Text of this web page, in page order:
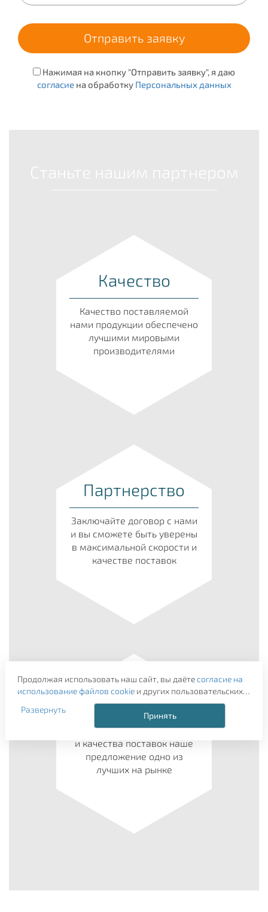
Нажимая на кнопку "Отправить заявку", я даю
согласиена обработку Персональных данных
Качество
Качество поставляемой
нами продукции обеспечено
лучшими мировыми
производителями
Партнерство
Заключайте договор с нами
и вы сможете быть уверены
в максимальной скорости и
качестве поставок
Выгода
По соотношнию стоимости
и качества поставок наше
предложение одно из
лучших на рынке
Продолжая использовать наш сайт, вы даётесогласие на
использование файлов cookieи других пользовательских
данных (включая IP-адрес, сведения о местоположении,
устройстве, действиях на сайте и т. п.) для
функционирования сайта, проведения статистических
исследований, ретаргетинга и использования систем
аналитики (например, Яндекс.Метрика), в соответствии с
Политикой обработки персональных данных.
Если вы не хотите, чтобы ваши данные обрабатывались,
Развернуть
Принять